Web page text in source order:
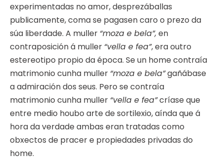
experimentadas no amor, desprezáballas
publicamente, coma se pagasen caro o prezo da
súa liberdade. A muller “moza e bela”, en
contraposición á muller “vella e fea”, era outro
estereotipo propio da época. Se un home contraía
matrimonio cunha muller “moza e bela”gañábase
a admiración dos seus. Pero se contraía
matrimonio cunha muller “vella e fea”críase que
entre medio houbo arte de sortilexio, aínda que á
hora da verdade ambas eran tratadas como
obxectos de pracer e propiedades privadas do
home.